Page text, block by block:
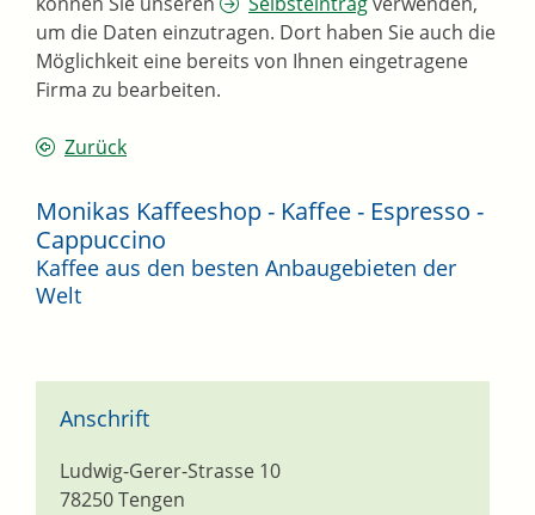
um die Daten einzutragen. Dort haben Sie auch die
Möglichkeit eine bereits von Ihnen eingetragene
Firma zu bearbeiten.
Zurück
Monikas Kaffeeshop - Kaffee - Espresso -
Cappuccino
Kaffee aus den besten Anbaugebieten der
Welt
Anschrift
Ludwig-Gerer-Strasse 10
78250Tengen